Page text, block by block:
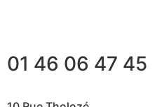
01 46 06 47 45